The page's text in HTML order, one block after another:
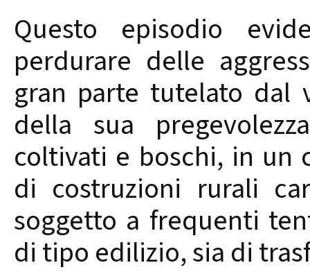
Questo episodio
perdurare delle
gran parte tutelato dal
della sua
coltivati e boschi, in un
di costruzioni rurali
soggetto a frequenti
di tipo edilizio, sia di